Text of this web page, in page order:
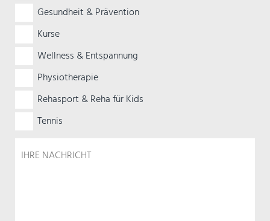
Gesundheit & Prävention
Kurse
Wellness & Entspannung
Physiotherapie
Rehasport & Reha für Kids
Tennis